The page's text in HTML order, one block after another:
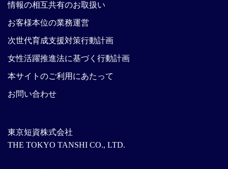
東京短資株式会社
THE TOKYO TANSHI CO., LTD.
情報の相互共有のお取扱い
お客様本位の業務運営
次世代育成支援対策行動計画
女性活躍推進法に基づく行動計画
本サイトのご利用にあたって
お問い合わせ